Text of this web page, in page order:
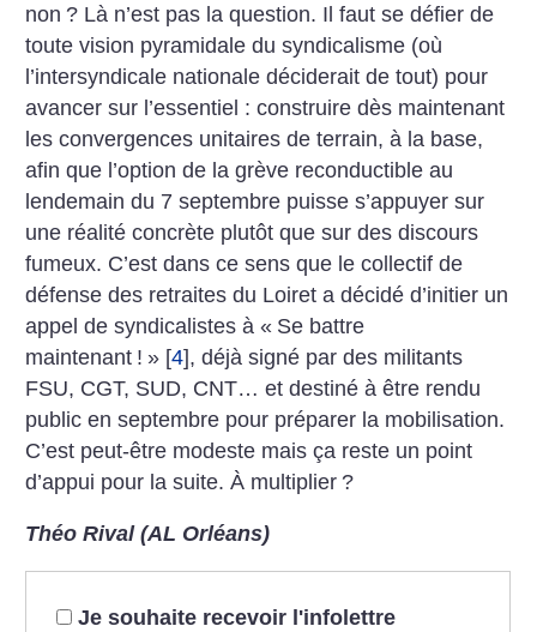
non ? Là n’est pas la question. Il faut se défier de
toute vision pyramidale du syndicalisme (où
l’intersyndicale nationale déciderait de tout) pour
avancer sur l’essentiel : construire dès maintenant
les convergences unitaires de terrain, à la base,
afin que l’option de la grève reconductible au
lendemain du 7 septembre puisse s’appuyer sur
une réalité concrète plutôt que sur des discours
fumeux. C’est dans ce sens que le collectif de
défense des retraites du Loiret a décidé d’initier un
appel de syndicalistes à « Se battre
maintenant ! » [4], déjà signé par des militants
FSU, CGT, SUD, CNT… et destiné à être rendu
public en septembre pour préparer la mobilisation.
C’est peut-être modeste mais ça reste un point
d’appui pour la suite. À multiplier ?
Théo Rival (AL Orléans)
Je souhaite recevoir l'infolettre